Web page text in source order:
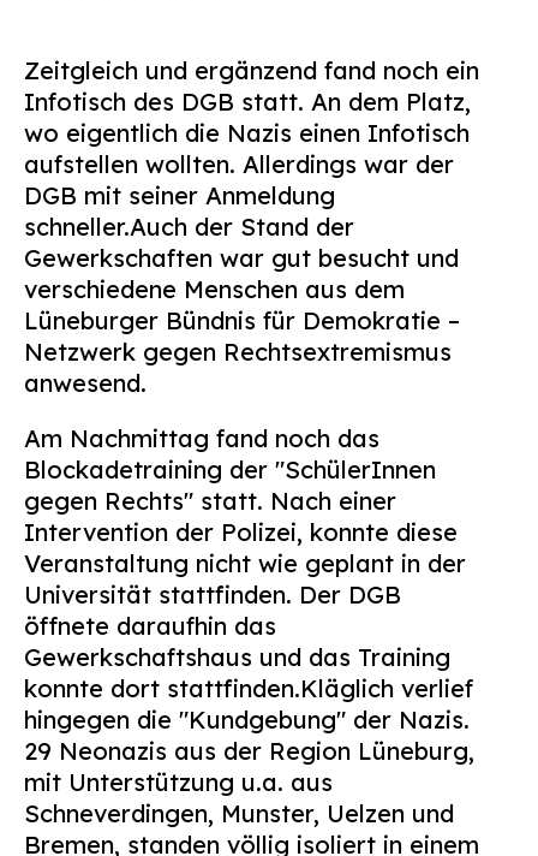
Zeitgleich und ergänzend fand noch ein
Infotisch des DGB statt. An dem Platz,
wo eigentlich die Nazis einen Infotisch
aufstellen wollten. Allerdings war der
DGB mit seiner Anmeldung
schneller.Auch der Stand der
Gewerkschaften war gut besucht und
verschiedene Menschen aus dem
Lüneburger Bündnis für Demokratie –
Netzwerk gegen Rechtsextremismus
anwesend.
Am Nachmittag fand noch das
Blockadetraining der "SchülerInnen
gegen Rechts" statt. Nach einer
Intervention der Polizei, konnte diese
Veranstaltung nicht wie geplant in der
Universität stattfinden. Der DGB
öffnete daraufhin das
Gewerkschaftshaus und das Training
konnte dort stattfinden.Kläglich verlief
hingegen die "Kundgebung" der Nazis.
29 Neonazis aus der Region Lüneburg,
mit Unterstützung u.a. aus
Schneverdingen, Munster, Uelzen und
Bremen, standen völlig isoliert in einem